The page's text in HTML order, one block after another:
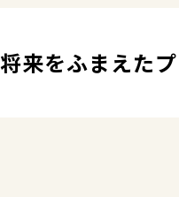
将来をふまえた